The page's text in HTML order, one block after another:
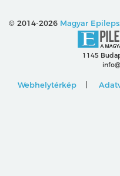
© 2014-2026 Magyar
1145
Webhelytérkép